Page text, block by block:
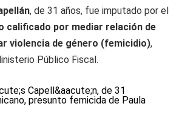
, de 31 años, fue imputado por el
calificado por mediar relación de
violencia de género (femicidio),
Público Fiscal.